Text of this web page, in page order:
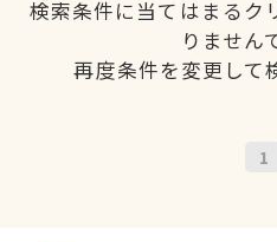
検索条件に当てはまるク
りません
再度条件を変更して
1